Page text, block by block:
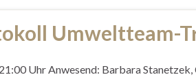
Umweltteam-
Uhr Anwesend: Barbara